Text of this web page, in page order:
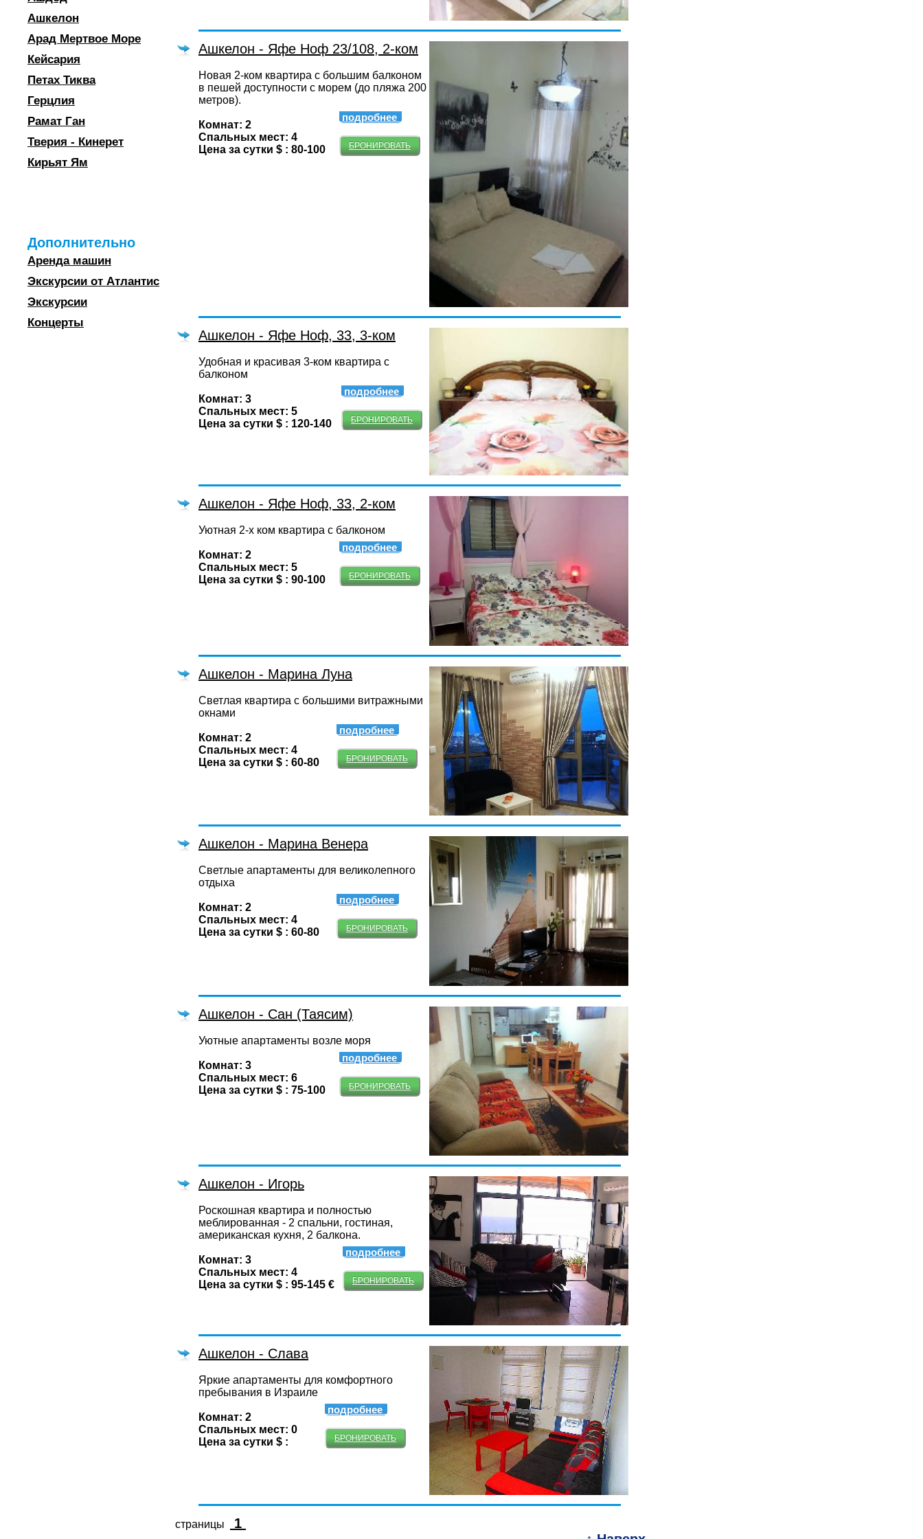
Ашкелон
Арад Мертвое Море
Кейсария
Петах Тиква
Герцлия
Рамат Ган
Тверия - Кинерет
Кирьят Ям
Дополнительно
Аренда машин
Экскурсии от Атлантис
Экскурсии
Концерты
Ашкелон - Яфе Ноф 23/108, 2-ком
Новая 2-ком квартира с большим балконом
в пешей доступности с морем (до пляжа 200
метров).
Комнат: 2
Спальных мест: 4
Цена за сутки $ : 80-100
подробнее
БРОНИРОВАТЬ
Ашкелон - Яфе Ноф, 33, 3-ком
Удобная и красивая 3-ком квартира с
балконом
Комнат: 3
Спальных мест: 5
Цена за сутки $ : 120-140
подробнее
БРОНИРОВАТЬ
Ашкелон - Яфе Ноф, 33, 2-ком
Уютная 2-х ком квартира с балконом
Комнат: 2
Спальных мест: 5
Цена за сутки $ : 90-100
подробнее
БРОНИРОВАТЬ
Ашкелон - Марина Луна
Светлая квартира с большими витражными
окнами
Комнат: 2
Спальных мест: 4
Цена за сутки $ : 60-80
подробнее
БРОНИРОВАТЬ
Ашкелон - Марина Венера
Светлые апартаменты для великолепного
отдыха
Комнат: 2
Спальных мест: 4
Цена за сутки $ : 60-80
подробнее
БРОНИРОВАТЬ
Ашкелон - Сан (Таясим)
Уютные апартаменты возле моря
Комнат: 3
Спальных мест: 6
Цена за сутки $ : 75-100
подробнее
БРОНИРОВАТЬ
Ашкелон - Игорь
Роскошная квартира и полностью
меблированная - 2 спальни, гостиная,
американская кухня, 2 балкона.
Комнат: 3
Спальных мест: 4
Цена за сутки $ : 95-145 €
подробнее
БРОНИРОВАТЬ
Ашкелон - Слава
Яркие апартаменты для комфортного
пребывания в Израиле
Комнат: 2
Спальных мест: 0
Цена за сутки $ :
подробнее
БРОНИРОВАТЬ
страницы
1